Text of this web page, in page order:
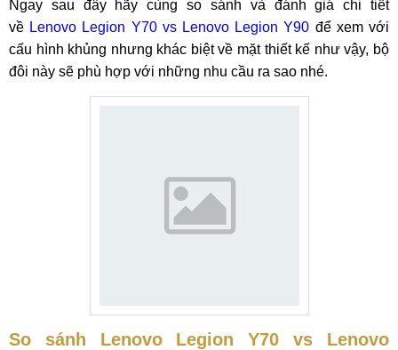
Ngay sau đây hãy cùng so sánh và đánh giá chi tiết
về Lenovo Legion Y70 vs Lenovo Legion Y90 để xem với
cấu hình khủng nhưng khác biệt về mặt thiết kế như vậy, bộ
đôi này sẽ phù hợp với những nhu cầu ra sao nhé.
So sánh Lenovo Legion Y70 vs Lenovo